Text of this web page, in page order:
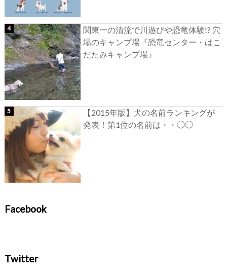
関東一の清流で川遊びや恐竜体験!? 穴
場のキャンプ場『恐竜センター・はこ
だたみキャンプ場』
【2015年版】犬の名前ランキングが
発表！第1位の名前は・・◯◯
Facebook
Twitter